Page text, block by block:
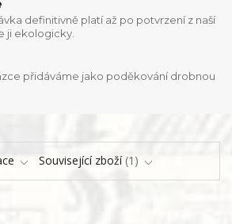
definitivně platí až po potvrzení z naší
ji ekologicky.
přidáváme jako poděkování drobnou
Související zboží 1